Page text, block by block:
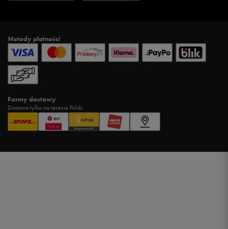
Metody płatności
Formy dostawy
Dostawa tylko na terenie Polski